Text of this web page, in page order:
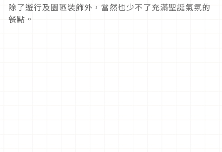
除了遊行及園區裝飾外，當然也少不了充滿聖誕氣氛的
餐點。